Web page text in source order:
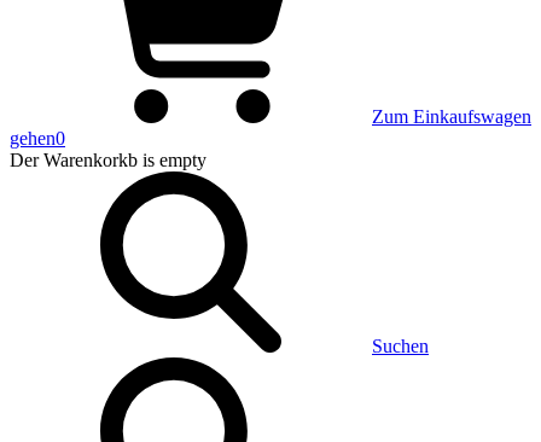
Zum Einkaufswagen
gehen0
Der Warenkorkb is empty
Suchen